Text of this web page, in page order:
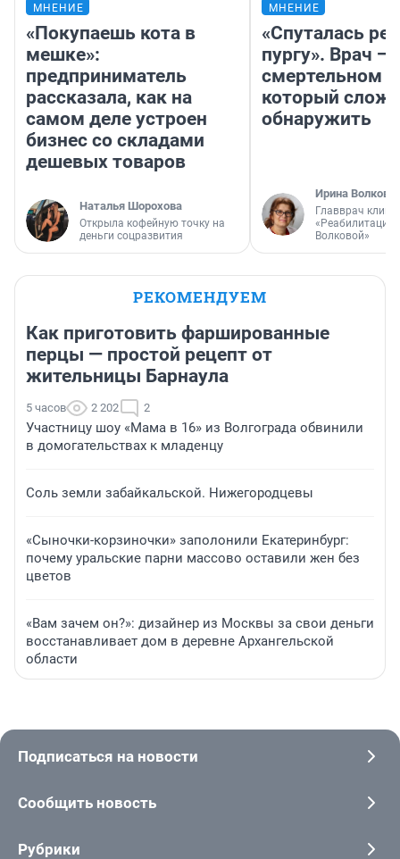
МНЕНИЕ
«Покупаешь кота в
мешке»:
предприниматель
рассказала, как на
самом деле устроен
бизнес со складами
дешевых товаров
Наталья Шорохова
Открыла кофейную точку на
деньги соцразвития
МНЕНИЕ
«Спуталась
пургу». Врач —
смертельном
который
обнаружить
Ирина Волкова
Главврач
«Реабилитация
Волковой»
РЕКОМЕНДУЕМ
Как приготовить фаршированные
перцы — простой рецепт от
жительницы Барнаула
5 часов 2 202 2
Участницу шоу «Мама в 16» из Волгограда обвинили
в домогательствах к младенцу
Соль земли забайкальской. Нижегородцевы
«Сыночки-корзиночки» заполонили Екатеринбург:
почему уральские парни массово оставили жен без
цветов
«Вам зачем он?»: дизайнер из Москвы за свои деньги
восстанавливает дом в деревне Архангельской
области
Подписаться на новости
Сообщить новость
Рубрики